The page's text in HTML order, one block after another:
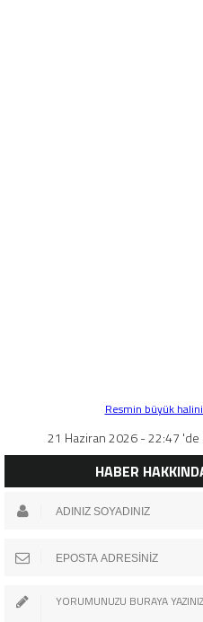
Resmin büyük
21 Haziran 2026 - 22:47
HABER